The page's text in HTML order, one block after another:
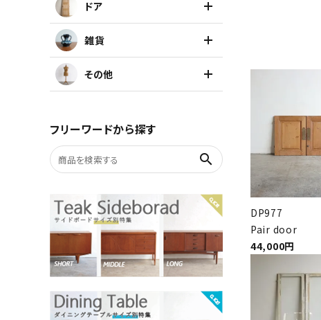
ソファ
照明
雑貨
お気に入りリスト
DP977
Pair door
44,000円
ドア
雑貨
その他
フリーワードから探す
search